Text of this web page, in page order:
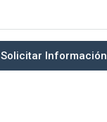
Solicitar Información